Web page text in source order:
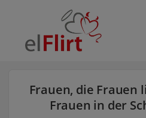
Frauen, die Frauen
Frauen in der